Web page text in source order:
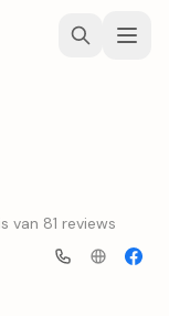
van 81 reviews